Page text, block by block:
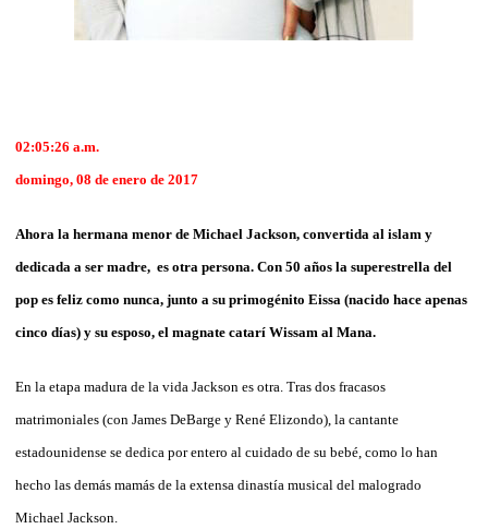
02:05:26 a.m.
domingo, 08 de enero de 2017
Ahora la hermana menor de Michael Jackson, convertida al islam y
dedicada a ser madre, es otra persona. Con 50 años la superestrella del
pop es feliz como nunca, junto a su primogénito Eissa (nacido hace apenas
cinco días) y su esposo, el magnate catarí Wissam al Mana.
En la etapa madura de la vida Jackson es otra. Tras dos fracasos
matrimoniales (con James DeBarge y René Elizondo), la cantante
estadounidense se dedica por entero al cuidado de su bebé, como lo han
hecho las demás mamás de la extensa dinastía musical del malogrado
Michael Jackson.